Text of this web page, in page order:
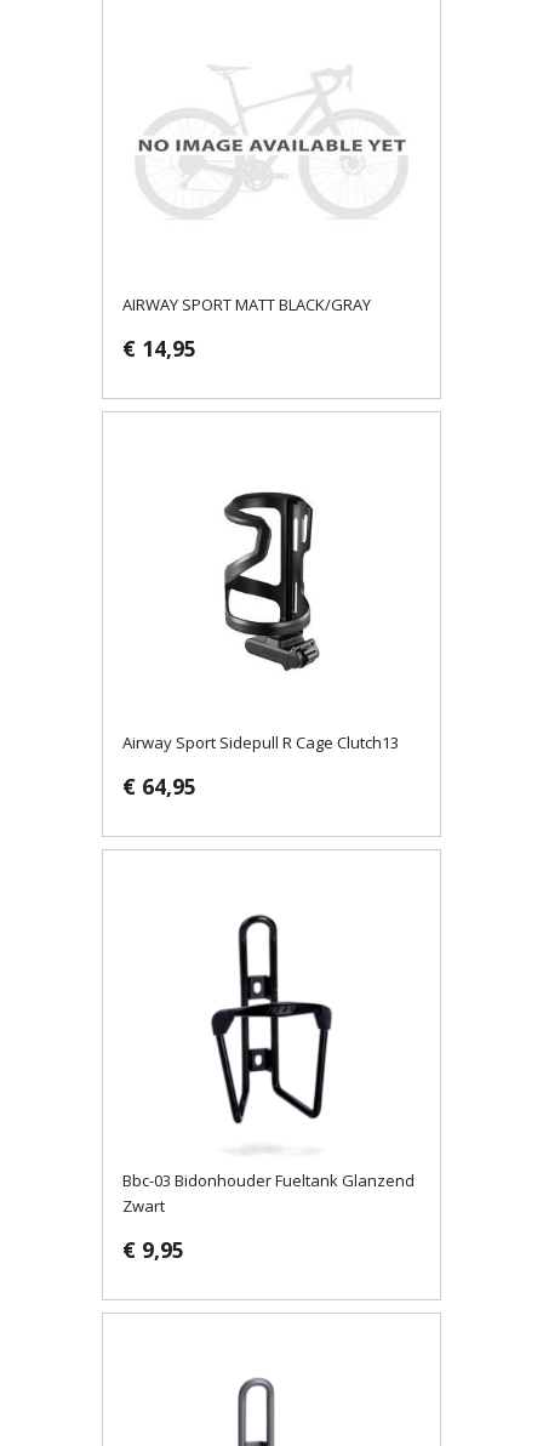
AIRWAY SPORT MATT BLACK/GRAY
€ 14,95
Airway Sport Sidepull R Cage Clutch13
€ 64,95
Bbc-03 Bidonhouder Fueltank Glanzend
Zwart
€ 9,95